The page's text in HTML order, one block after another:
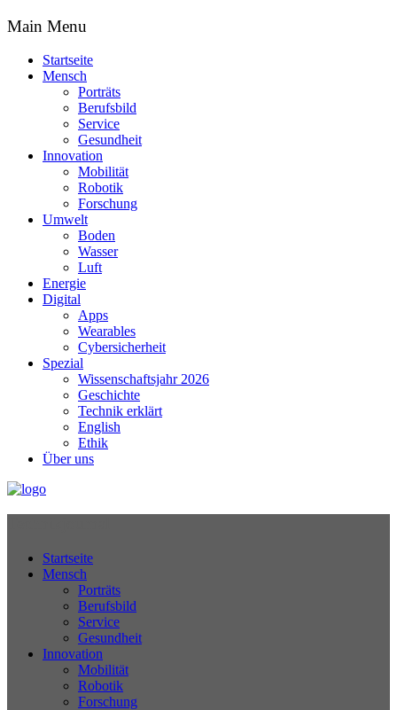
Main Menu
Startseite
Mensch
Porträts
Berufsbild
Service
Gesundheit
Innovation
Mobilität
Robotik
Forschung
Umwelt
Boden
Wasser
Luft
Energie
Digital
Apps
Wearables
Cybersicherheit
Spezial
Wissenschaftsjahr 2026
Geschichte
Technik erklärt
English
Ethik
Über uns
Startseite
Mensch
Porträts
Berufsbild
Service
Gesundheit
Innovation
Mobilität
Robotik
Forschung